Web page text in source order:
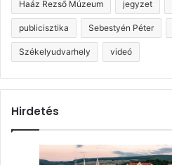
Haáz Rezső Múzeum jegyzet
publicisztika Sebestyén Péter
Székelyudvarhely videó
Hirdetés